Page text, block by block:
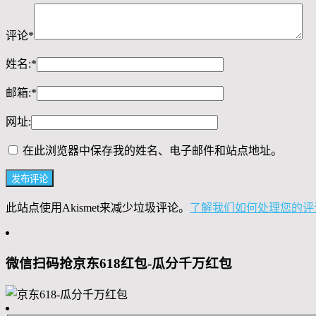
评论*
姓名:*
邮箱:*
网址:
在此浏览器中保存我的姓名、电子邮件和站点地址。
此站点使用Akismet来减少垃圾评论。 了解我们如何处理您的
微信扫码抢京东618红包-瓜分千万红包